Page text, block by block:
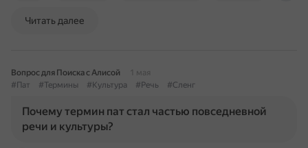
Читать далее
Вопрос для Поиска с Алисой
1 мая
#Пат
#Термины #Культура #Речь #Сленг
Почему термин пат стал частью повседневной
речи и культуры?